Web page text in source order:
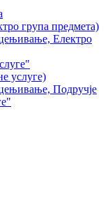
група предмета)
Електро
услуге)
Подручје